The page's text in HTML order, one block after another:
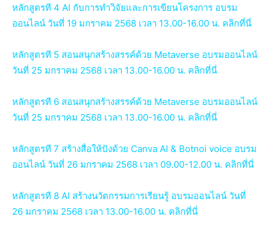
หลักสูตรที 4 AI กับการทำวิจัยและการเขียนโครงการ อบรม
ออนไลน์ วันที่ 19 มกราคม 2568 เวลา 13.00-16.00 น. คลิกที่นี่
หลักสูตรที 5 สอนสนุกสร้างสรรค์ด้วย Metaverse อบรมออนไลน์
วันที่ 25 มกราคม 2568 เวลา 13.00-16.00 น. คลิกที่นี่
หลักสูตรที 6 สอนสนุกสร้างสรรค์ด้วย Metaverse อบรมออนไลน์
วันที่ 25 มกราคม 2568 เวลา 13.00-16.00 น. คลิกที่นี่
หลักสูตรที 7 สร้างสื่อให้ปังด้วย Canva AI & Botnoi voice อบรม
ออนไลน์ วันที่ 26 มกราคม 2568 เวลา 09.00-12.00 น. คลิกที่นี่
หลักสูตรที 8 AI สร้างนวัตกรรมการเรียนรู้ อบรมออนไลน์ วันที่
26 มกราคม 2568 เวลา 13.00-16.00 น. คลิกที่นี่